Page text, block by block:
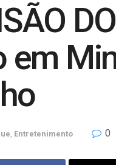
em
, Entretenimento 0